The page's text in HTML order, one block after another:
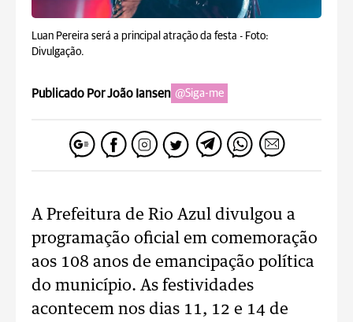
Luan Pereira será a principal atração da festa - Foto:
Divulgação.
Publicado Por João Iansen @Siga-me
A Prefeitura de Rio Azul divulgou a
programação oficial em comemoração
aos 108 anos de emancipação política
do município. As festividades
acontecem nos dias 11, 12 e 14 de